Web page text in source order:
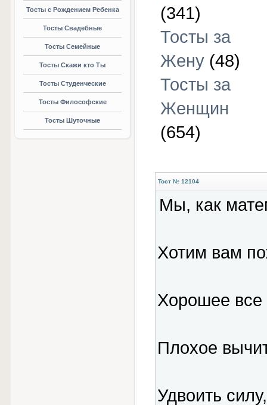
Тосты с Рождением Ребенка
Тосты Свадебные
Тосты Семейные
Тосты Скажи кто Ты
Тосты Студенческие
Тосты Философские
Тосты Шуточные
(341)
Тосты за
Жену (48)
Тосты за
Женщин
(654)
Тост № 12104
Мы, как
Хотим вам
Хорошее все
Плохое
Удвоить